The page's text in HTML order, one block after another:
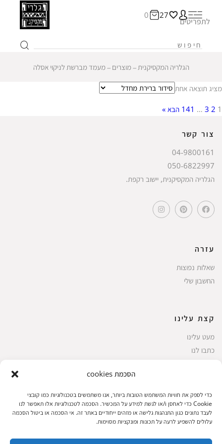
הסכמת cookies
כדי לספק את חוויות המשתמש הטובות ביותר, אנו משתמשים בטכנולוגיות כמו קובצי
Cookie כדי לאחסן ו/או לגשת למידע על המכשיר. הסכמה לטכנולוגיות אלו תאפשר לנו
לעבד נתונים כגון התנהגות גלישה או מזהים ייחודיים באתר זה. אי הסכמה או ביטול הסכמה
עלולים להשפיע לרעה על תכונות ופונקציות מסוימות.
27
0
לתפריטים
הגלריה המקסיקנית ‒מוצרים ‒מעמד מברשת לניקוי אסלה
מציג תוצאה אחת
1
2
3
…
141 הבא »
צור קשר
04-9800161
050-6822997
הגלריה המקסיקנית, יישוב רקפת.
עזרה
שאלות נפוצות
החשבון שלי
קצת עלינו
מעט עלינו
כתבו לנו
החשבון שלי
ביצוע רכישה